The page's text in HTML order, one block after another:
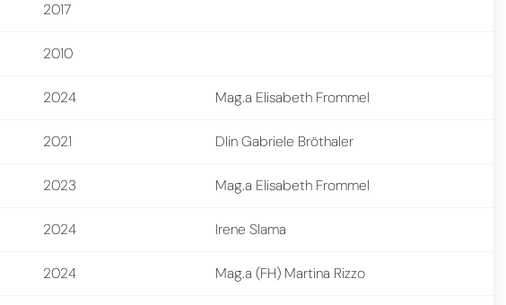
2017
2010
2024 Mag.a Elisabeth Frommel
2021 DIin Gabriele Bröthaler
2023 Mag.a Elisabeth Frommel
2024 Irene Slama
2024 Mag.a (FH) Martina Rizzo